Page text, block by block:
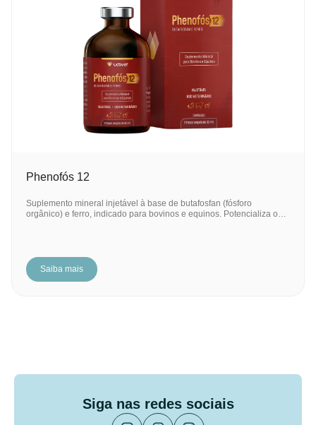
Phenofós 12
Suplemento mineral injetável à base de butafosfan (fósforo
orgânico) e ferro, indicado para bovinos e equinos. Potencializa o…
Saiba mais
Siga nas redes sociais